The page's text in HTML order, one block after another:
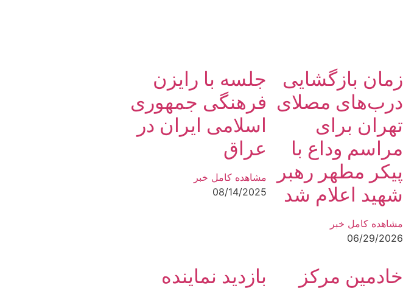
زمان بازگشایی
درب‌های مصلای
تهران برای
مراسم وداع با
پیکر مطهر رهبر
شهید اعلام شد
مشاهده کامل خبر
06/29/2026
جلسه با رایزن
فرهنگی جمهوری
اسلامی ایران در
عراق
مشاهده کامل خبر
08/14/2025
خادمین مرکز
بازدید نماینده